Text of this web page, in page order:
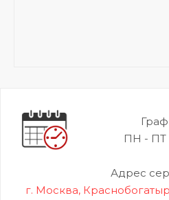
ПН - ПТ
Адрес
г. Москва,